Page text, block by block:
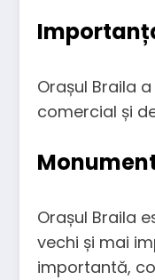
Orașul Braila
comercial și
Orașul Braila
vechi și mai
importantă,